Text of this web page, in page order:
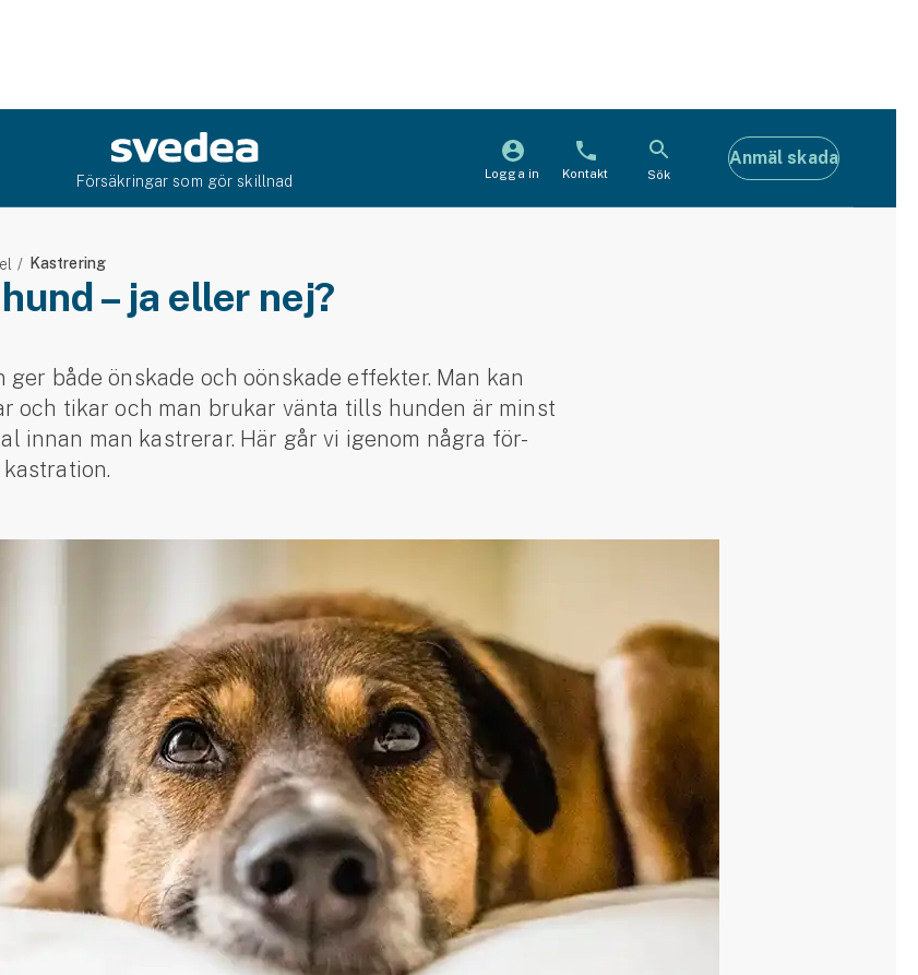
Försäkringar som gör skillnad Logga in Kontakt Sök
Anmäl skada
Kastrering
– ja eller nej?
både önskade och oönskade effekter. Man kan
och tikar och man brukar vänta tills hunden är minst
innan man kastrerar. Här går vi igenom några för-